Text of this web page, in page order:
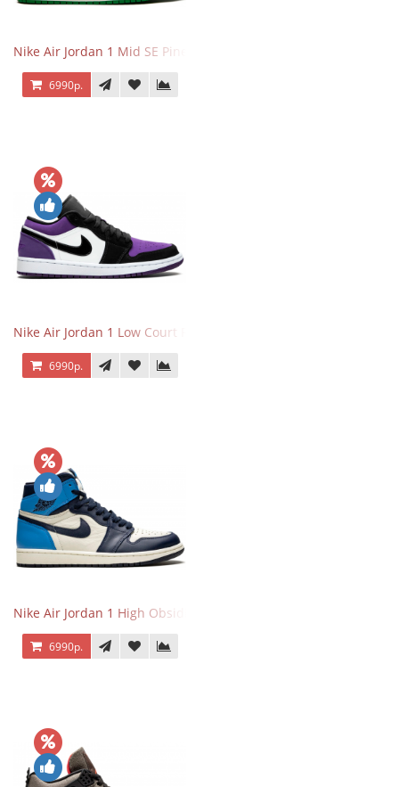
Nike Air Jordan 1 Mid SE Pine Green
6990р.
Nike Air Jordan 1 Low Court Purple
6990р.
Nike Air Jordan 1 High Obsidian University Blue
6990р.